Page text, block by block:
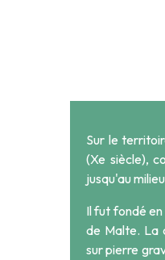
Sur le
(Xe siècle),
jusqu'au
Il fut fondé en
de Malte. La
sur pierre